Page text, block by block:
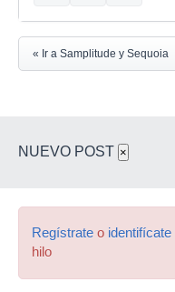
« Ir a Samplitude y Sequoia
NUEVO POST ×
Regístrate o identifícate
hilo